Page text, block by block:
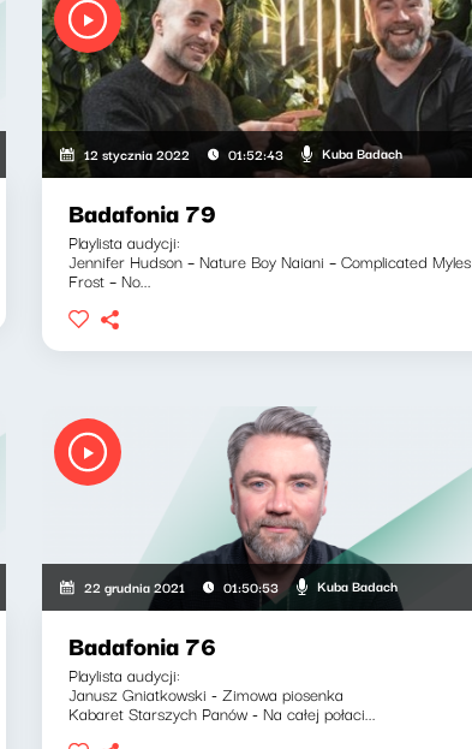
12 stycznia 2022 01:52:43 Kuba Badach
Badafonia 79
Playlista audycji:
Jennifer Hudson – Nature Boy Naiani – Complicated Myles
Frost – No...
22 grudnia 2021 01:50:53 Kuba Badach
Badafonia 76
Playlista audycji:
Janusz Gniatkowski - Zimowa piosenka
Kabaret Starszych Panów - Na całej połaci...